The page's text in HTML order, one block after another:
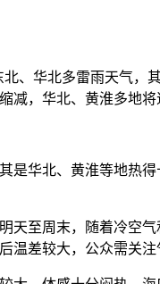
华北多雷雨天气，
，华北、黄淮多地
华北、黄淮等地热得
至周末，随着冷空气
差较大，公众需关注